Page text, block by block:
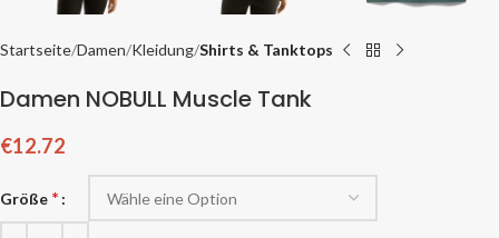
Startseite Damen Kleidung Shirts & Tanktops
Damen NOBULL Muscle Tank
€12.72
Größe *